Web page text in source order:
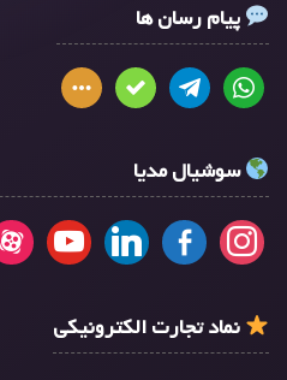
پیام رسان ها
سوشیال مدیا
نماد تجارت الکترونیکی